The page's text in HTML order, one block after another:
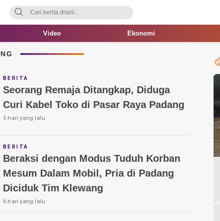
Video Ekonomi
BERITA
Seorang Remaja Ditangkap, Diduga
Curi Kabel Toko di Pasar Raya Padang
5 hari yang lalu
BERITA
Beraksi dengan Modus Tuduh Korban
Mesum Dalam Mobil, Pria di Padang
Diciduk Tim Klewang
6 hari yang lalu